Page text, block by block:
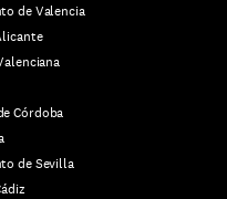
de Valencia
Córdoba
de Sevilla